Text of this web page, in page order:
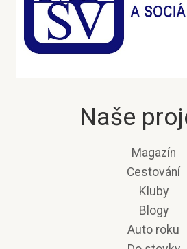
Naše
Magazín
Cestování
Kluby
Blogy
Auto roku